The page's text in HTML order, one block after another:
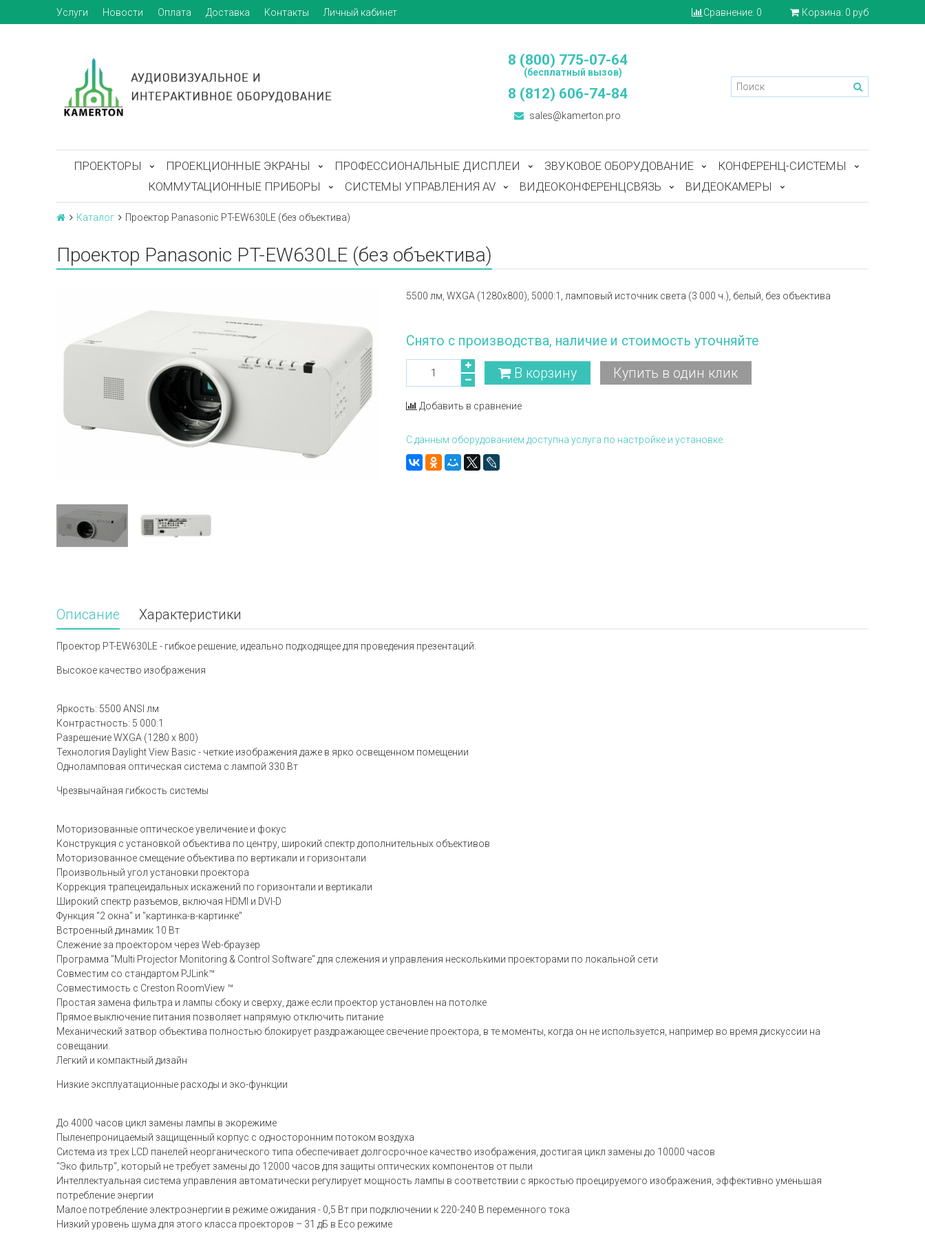
Услуги Новости Оплата Доставка Контакты Личный кабинет Сравнение: 0 Корзина: 0 руб
8 (800) 775-07-64
(бесплатный вызов)
8 (812) 606-74-84
sales@kamerton.pro
ПРОЕКТОРЫ ПРОЕКЦИОННЫЕ ЭКРАНЫ ПРОФЕССИОНАЛЬНЫЕ ДИСПЛЕИ ЗВУКОВОЕ ОБОРУДОВАНИЕ
КОНФЕРЕНЦ-СИСТЕМЫ
КОММУТАЦИОННЫЕ ПРИБОРЫ
СИСТЕМЫ УПРАВЛЕНИЯ AV ВИДЕОКОНФЕРЕНЦСВЯЗЬ ВИДЕОКАМЕРЫ
Каталог Проектор Panasonic PT-EW630LE (без объектива)
Проектор Panasonic PT-EW630LE (без объектива)
5500 лм, WXGA (1280х800), 5000:1, ламповый источник света (3 000 ч.), белый, без объектива
Снято с производства, наличие и стоимость уточняйте
В корзину Купить в один клик
Добавить в сравнение
С данным оборудованием доступна услуга по настройке и установке.
Описание Характеристики
Проектор PT-EW630LE - гибкое решение, идеально подходящее для проведения презентаций.
Высокое качество изображения
Яркость: 5500 ANSI лм
Контрастность: 5 000:1
Разрешение WXGA (1280 x 800)
Технология Daylight View Basic - четкие изображения даже в ярко освещенном помещении
Одноламповая оптическая система с лампой 330 Вт
Чрезвычайная гибкость системы
Моторизованные оптическое увеличение и фокус
Конструкция с установкой объектива по центру, широкий спектр дополнительных объективов
Моторизованное смещение объектива по вертикали и горизонтали
Произвольный угол установки проектора
Коррекция трапецеидальных искажений по горизонтали и вертикали
Широкий спектр разъемов, включая HDMI и DVI-D
Функция "2 окна" и "картинка-в-картинке"
Встроенный динамик 10 Вт
Слежение за проектором через Web-браузер
Программа "Multi Projector Monitoring & Control Software" для слежения и управления несколькими проекторами по локальной сети
Совместим со стандартом PJLink™
Совместимость с Creston RoomView ™
Простая замена фильтра и лампы сбоку и сверху, даже если проектор установлен на потолке
Прямое выключение питания позволяет напрямую отключить питание
Механический затвор объектива полностью блокирует раздражающее свечение проектора, в те моменты, когда он не используется, например во время дискуссии на
совещании.
Легкий и компактный дизайн
Низкие эксплуатационные расходы и эко-функции
До 4000 часов цикл замены лампы в экорежиме
Пыленепроницаемый защищенный корпус с односторонним потоком воздуха
Система из трех LCD панелей неорганического типа обеспечивает долгосрочное качество изображения, достигая цикл замены до 10000 часов
"Эко фильтр", который не требует замены до 12000 часов для защиты оптических компонентов от пыли
Интеллектуальная система управления автоматически регулирует мощность лампы в соответствии с яркостью проецируемого изображения, эффективно уменьшая
потребление энергии
Малое потребление электроэнергии в режиме ожидания - 0,5 Вт при подключении к 220-240 В переменного тока
Низкий уровень шума для этого класса проекторов – 31 дБ в Eco режиме